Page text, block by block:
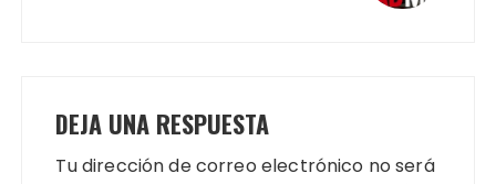
DEJA UNA RESPUESTA
Tu dirección de correo electrónico no será